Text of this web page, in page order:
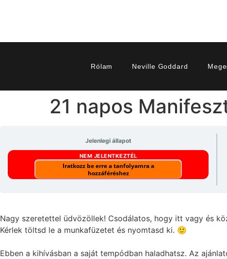
Rólam Neville Goddard
21 napos
Jelenlegi állapot
NEM JELENTKEZTÉL
Iratkozz be erre a tanfolyamra a
hozzáféréshez
Nagy szeretettel üdvözöllek! Csodálatos, hogy itt vagy és
Kérlek töltsd le a munkafüzetet és nyomtasd ki. 🙂
Ebben a kihívásban a saját tempódban haladhatsz. Az